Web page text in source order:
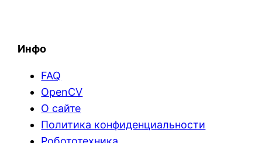
Инфо
FAQ
OpenCV
О сайте
Политика конфиденциальности